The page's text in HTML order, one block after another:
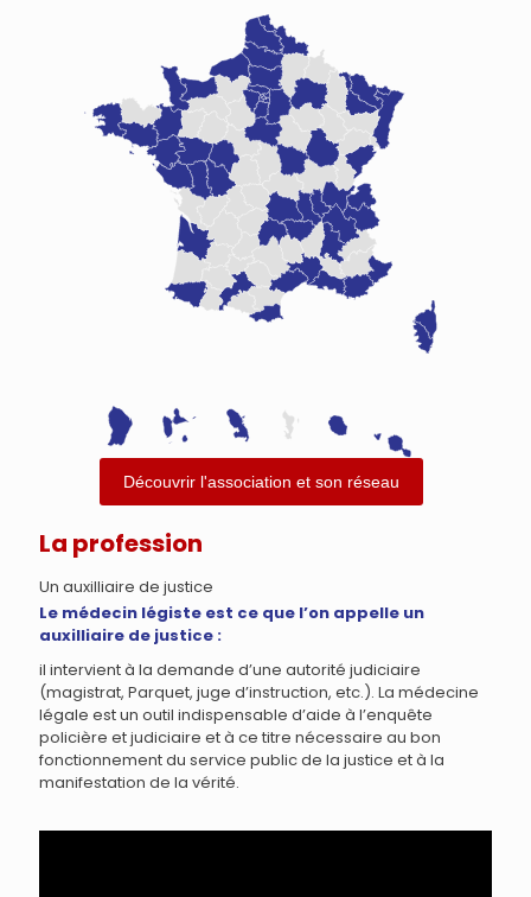
Découvrir l'association et son réseau
La profession
Un auxilliaire de justice
Le médecin légiste est ce que l’on appelle un
auxilliaire de justice :
il intervient à la demande d’une autorité judiciaire
(magistrat, Parquet, juge d’instruction, etc.). La médecine
légale est un outil indispensable d’aide à l’enquête
policière et judiciaire et à ce titre nécessaire au bon
fonctionnement du service public de la justice et à la
manifestation de la vérité.